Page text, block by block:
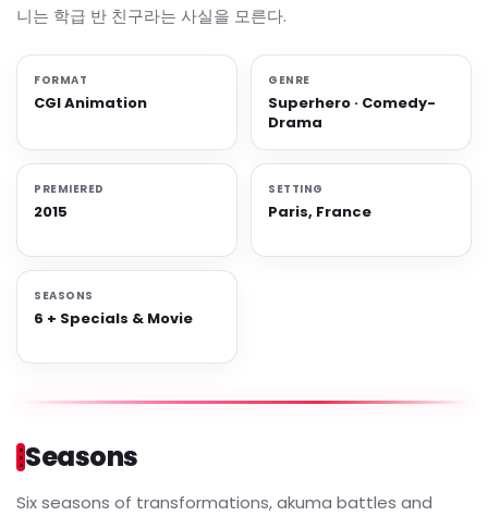
니는 학급 반 친구라는 사실을 모른다.
FORMAT
CGI Animation
GENRE
Superhero · Comedy-
Drama
PREMIERED
2015
SETTING
Paris, France
SEASONS
6 + Specials & Movie
Seasons
Six seasons of transformations, akuma battles and